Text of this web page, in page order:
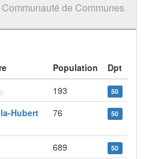
de Communes
Population
Dpt
193 50
Hubert 76 50
689 50